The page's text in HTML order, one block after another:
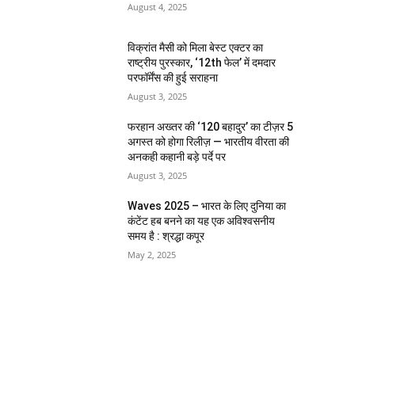
August 4, 2025
विक्रांत मैसी को मिला बेस्ट एक्टर का
राष्ट्रीय पुरस्कार, ‘12th फेल’ में दमदार
परफॉर्मेंस की हुई सराहना
August 3, 2025
फरहान अख्तर की ‘120 बहादुर’ का टीज़र 5
अगस्त को होगा रिलीज़ — भारतीय वीरता की
अनकही कहानी बड़े पर्दे पर
August 3, 2025
Waves 2025 – भारत के लिए दुनिया का
कंटेंट हब बनने का यह एक अविश्वसनीय
समय है : श्रद्धा कपूर
May 2, 2025